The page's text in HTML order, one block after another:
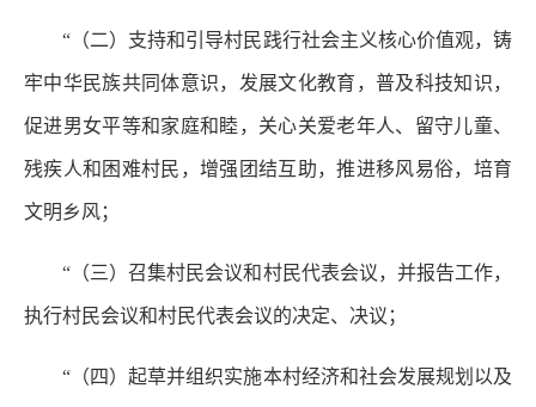
“（二）支持和引导村民践行社会主义核心价值观，铸
牢中华民族共同体意识，发展文化教育，普及科技知识，
促进男女平等和家庭和睦，关心关爱老年人、留守儿童、
残疾人和困难村民，增强团结互助，推进移风易俗，培育
文明乡风；
“（三）召集村民会议和村民代表会议，并报告工作，
执行村民会议和村民代表会议的决定、决议；
“（四）起草并组织实施本村经济和社会发展规划以及